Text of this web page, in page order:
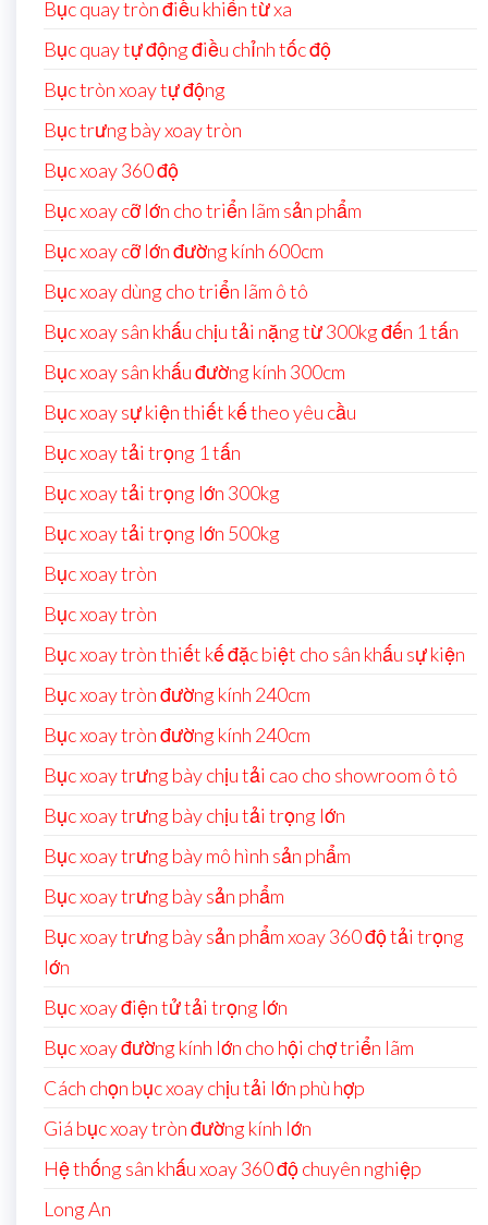
Bục quay tròn điều khiển từ xa
Bục quay tự động điều chỉnh tốc độ
Bục tròn xoay tự động
Bục trưng bày xoay tròn
Bục xoay 360 độ
Bục xoay cỡ lớn cho triển lãm sản phẩm
Bục xoay cỡ lớn đường kính 600cm
Bục xoay dùng cho triển lãm ô tô
Bục xoay sân khấu chịu tải nặng từ 300kg đến 1 tấn
Bục xoay sân khấu đường kính 300cm
Bục xoay sự kiện thiết kế theo yêu cầu
Bục xoay tải trọng 1 tấn
Bục xoay tải trọng lớn 300kg
Bục xoay tải trọng lớn 500kg
Bục xoay tròn
Bục xoay tròn
Bục xoay tròn thiết kế đặc biệt cho sân khấu sự kiện
Bục xoay tròn đường kính 240cm
Bục xoay tròn đường kính 240cm
Bục xoay trưng bày chịu tải cao cho showroom ô tô
Bục xoay trưng bày chịu tải trọng lớn
Bục xoay trưng bày mô hình sản phẩm
Bục xoay trưng bày sản phẩm
Bục xoay trưng bày sản phẩm xoay 360 độ tải trọng
lớn
Bục xoay điện tử tải trọng lớn
Bục xoay đường kính lớn cho hội chợ triển lãm
Cách chọn bục xoay chịu tải lớn phù hợp
Giá bục xoay tròn đường kính lớn
Hệ thống sân khấu xoay 360 độ chuyên nghiệp
Long An